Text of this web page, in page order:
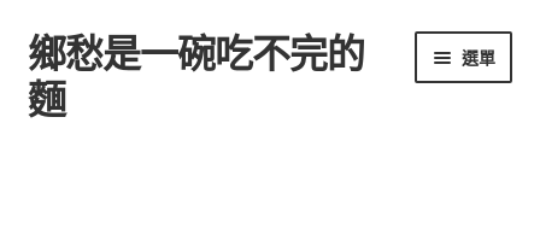
跳
至
導
跳
至
主
鄉愁是一碗吃不完的
麵
選單